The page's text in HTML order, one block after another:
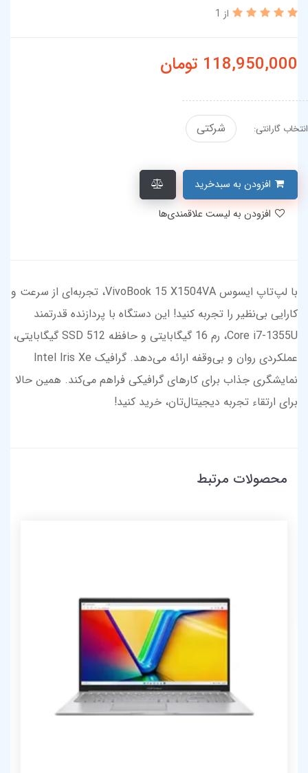
از 1
118,950,000 تومان
انتخاب گارانتی: شرکتی
با لپ‌تاپ ایسوس VivoBook 15 X1504VA، تجربه‌ای از سرعت و
کارایی بی‌نظیر را تجربه کنید! این دستگاه با پردازنده قدرتمند
Core i7-1355U، رم 16 گیگابایتی و حافظه SSD 512 گیگابایتی،
عملکردی روان و بی‌وقفه ارائه می‌دهد. گرافیک Intel Iris Xe
نمایشگری جذاب برای کارهای گرافیکی فراهم می‌کند. همین حالا
برای ارتقاء تجربه دیجیتال‌تان، خرید کنید!
محصولات مرتبط